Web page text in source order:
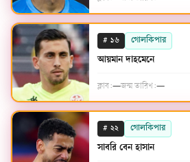
# ১৬ গোলকিপার
আয়মান দাহমেনে
ক্লাব:—জন্ম তারিখ:—
# ২২ গোলকিপার
সাবরি বেন হাসান